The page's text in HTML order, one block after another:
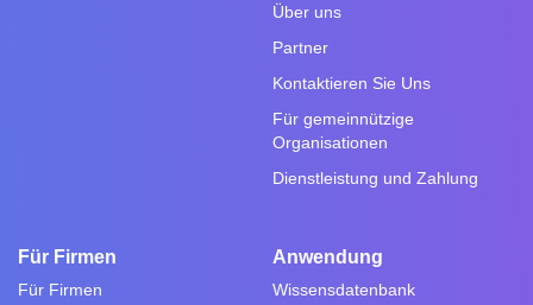
Über uns
Partner
Kontaktieren Sie Uns
Für gemeinnützige
Organisationen
Dienstleistung und Zahlung
Für Firmen
Für Firmen
Anwendung
Wissensdatenbank